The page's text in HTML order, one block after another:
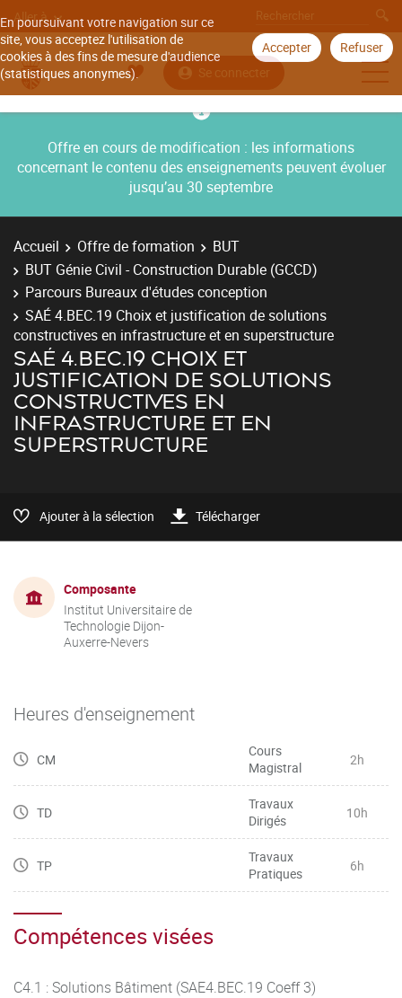
En poursuivant votre navigation sur ce
site, vous acceptez l'utilisation de
cookies à des fins de mesure d'audience
(statistiques anonymes).
Accepter Refuser
Aller à
Se connecter
Offre en cours de modification : les informations
concernant le contenu des enseignements peuvent évoluer
jusqu’au 30 septembre
Accueil Offre de formation
BUT
BUT Génie Civil - Construction Durable (GCCD)
Parcours Bureaux d'études conception
SAÉ 4.BEC.19 Choix et justification de solutions
constructives en infrastructure et en superstructure
SAÉ 4.BEC.19 CHOIX ET
JUSTIFICATION DE SOLUTIONS
CONSTRUCTIVES EN
INFRASTRUCTURE ET EN
SUPERSTRUCTURE
Ajouter à la sélection Télécharger
Composante
Institut Universitaire de
Technologie Dijon-
Auxerre-Nevers
Heures d'enseignement
CM
Cours
Magistral
2h
TD
Travaux
Dirigés
10h
TP
Travaux
Pratiques
6h
Compétences visées
C4.1 : Solutions Bâtiment (SAE4.BEC.19 Coeff 3)